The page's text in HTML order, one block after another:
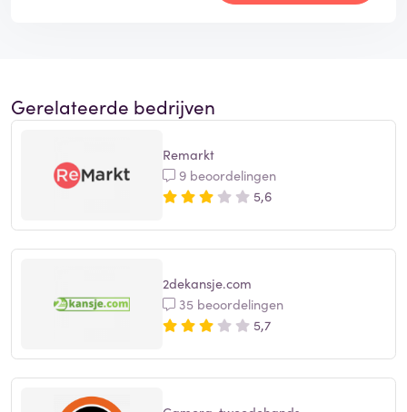
Gerelateerde bedrijven
Remarkt
9 beoordelingen
5,6
2dekansje.com
35 beoordelingen
5,7